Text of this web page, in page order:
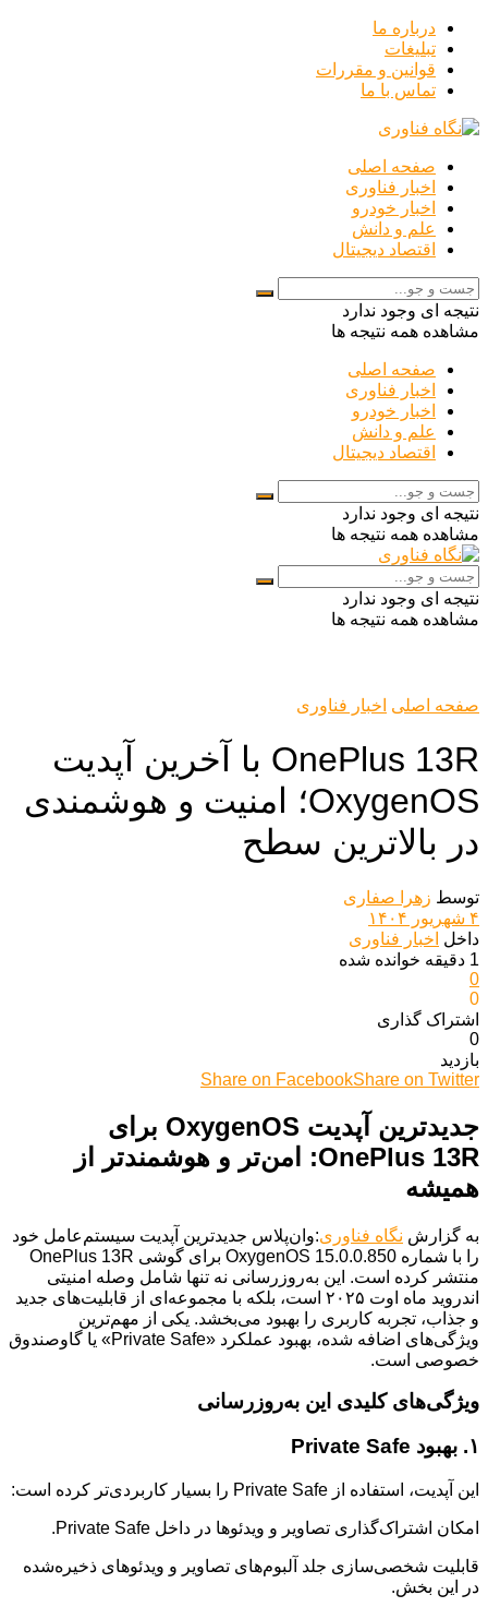
درباره ما
تبلیغات
قوانین و مقررات
تماس با ما
صفحه اصلی
اخبار فناوری
اخبار خودرو
علم و دانش
اقتصاد دیجیتال
نتیجه ای وجود ندارد
مشاهده همه نتیجه ها
صفحه اصلی
اخبار فناوری
اخبار خودرو
علم و دانش
اقتصاد دیجیتال
نتیجه ای وجود ندارد
مشاهده همه نتیجه ها
نتیجه ای وجود ندارد
مشاهده همه نتیجه ها
صفحه اصلی اخبار فناوری
OnePlus 13R با آخرین آپدیت
OxygenOS؛ امنیت و هوشمندی
در بالاترین سطح
توسط زهرا صفاری
۴ شهریور ۱۴۰۴
داخل اخبار فناوری
1 دقیقه خوانده شده
0
0
اشتراک گذاری‌
0
بازدید
Share on FacebookShare on Twitter
جدیدترین آپدیت OxygenOS برای
OnePlus 13R: امن‌تر و هوشمندتر از
همیشه
به گزارش نگاه فناوری:وان‌پلاس جدیدترین آپدیت سیستم‌عامل خود
را با شماره OxygenOS 15.0.0.850 برای گوشی OnePlus 13R
منتشر کرده است. این به‌روزرسانی نه تنها شامل وصله امنیتی
اندروید ماه اوت ۲۰۲۵ است، بلکه با مجموعه‌ای از قابلیت‌های جدید
و جذاب، تجربه کاربری را بهبود می‌بخشد. یکی از مهم‌ترین
ویژگی‌های اضافه شده، بهبود عملکرد «Private Safe» یا گاوصندوق
خصوصی است.
ویژگی‌های کلیدی این به‌روزرسانی
۱. بهبود Private Safe
این آپدیت، استفاده از Private Safe را بسیار کاربردی‌تر کرده است:
امکان اشتراک‌گذاری تصاویر و ویدئوها در داخل Private Safe.
قابلیت شخصی‌سازی جلد آلبوم‌های تصاویر و ویدئوهای ذخیره‌شده
در این بخش.